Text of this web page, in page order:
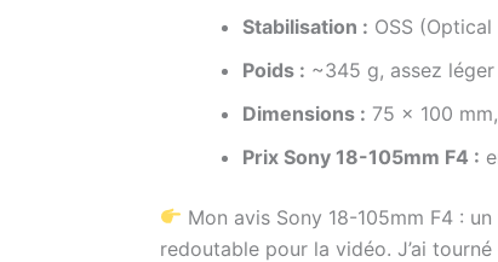
Stabilisation : OSS
Poids : ~345 g, assez
Dimensions : 75 x 100
Prix Sony 18-105mm F4 :
Mon avis Sony 18-105mm F4 :
redoutable pour la vidéo. J’ai